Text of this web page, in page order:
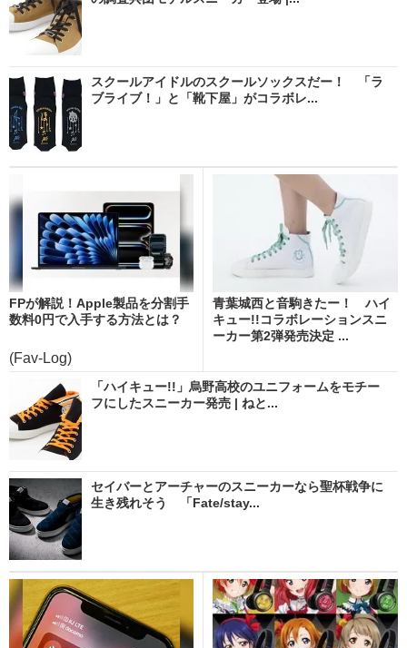
スクールアイドルのスクールソックスだー！ 「ラ
ブライブ！」と「靴下屋」がコラボレ...
FPが解説！Apple製品を分割手
数料0円で入手する方法とは？
(Fav-Log)
青葉城西と音駒きたー！ ハイ
キュー!!コラボレーションスニ
ーカー第2弾発売決定 ...
「ハイキュー!!」烏野高校のユニフォームをモチー
フにしたスニーカー発売 | ねと...
セイバーとアーチャーのスニーカーなら聖杯戦争に
生き残れそう 「Fate/stay...